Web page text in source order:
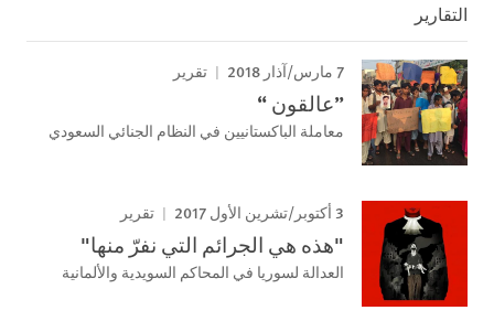
التقارير
7 مارس/آذار 2018 تقرير
”عالقون “
معاملة الباكستانيين في النظام الجنائي السعودي
3 أكتوبر/تشرين الأول 2017 تقرير
"هذه هي الجرائم التي نفرّ منها"
العدالة لسوريا في المحاكم السويدية والألمانية